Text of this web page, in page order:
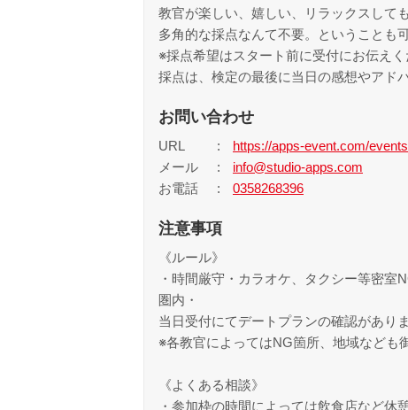
教官が楽しい、嬉しい、リラックスして
多角的な採点なんて不要。ということも
※採点希望はスタート前に受付にお伝えく
採点は、検定の最後に当日の感想やアド
お問い合わせ
URL
https://apps-event.com/
メール
info@studio-apps.com
お電話
0358268396
注意事項
《ルール》
・時間厳守・カラオケ、タクシー等密
圏内・
当日受付にてデートプランの確認があり
※各教官によってはNG箇所、地域なども
《よくある相談》
・参加枠の時間によっては飲食店など休